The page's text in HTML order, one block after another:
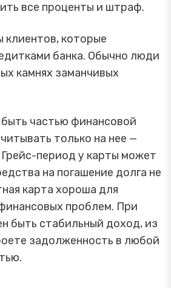
все проценты и штраф.
клиентов, которые
банка. Обычно люди
камнях заманчивых
частью финансовой
только на нее —
период у карты может
на погашение долга не
карта хороша для
проблем. При
быть стабильный доход, из
задолженность в любой